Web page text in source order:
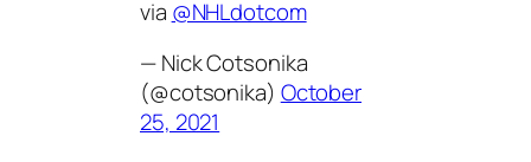
via @NHLdotcom
— Nick Cotsonika
(@cotsonika) October
25, 2021